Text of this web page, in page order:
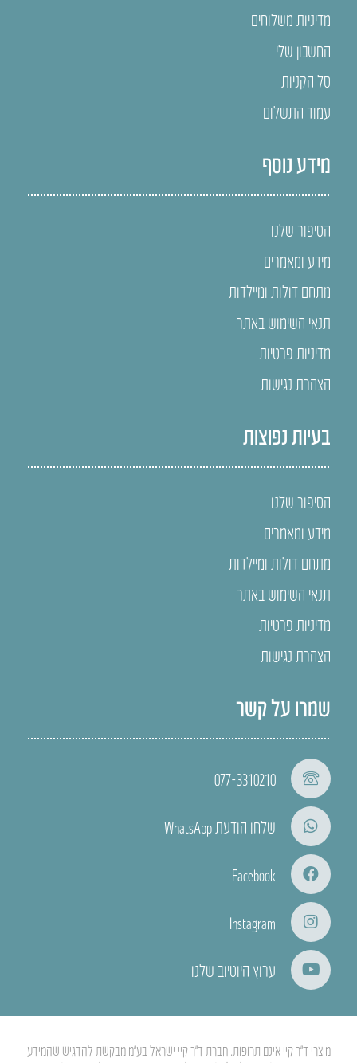
מדיניות משלוחים
החשבון שלי
סל הקניות
עמוד התשלום
מידע נוסף
הסיפור שלנו
מידע ומאמרים
מתחם דולות ומיילדות
תנאי השימוש באתר
מדיניות פרטיות
הצהרת נגישות
בעיות נפוצות
הסיפור שלנו
מידע ומאמרים
מתחם דולות ומיילדות
תנאי השימוש באתר
מדיניות פרטיות
הצהרת נגישות
שמרו על קשר
077-3310210
שלחו הודעת WhatsApp
Facebook
Instagram
ערוץ היוטיוב שלנו
מוצרי ד”ר קיי אינם תרופות. חברת ד”ר קיי ישראל בע”מ מבקשת להדגיש שהמידע